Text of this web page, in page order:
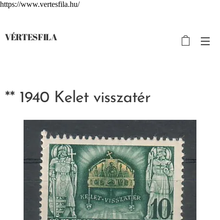
https://www.vertesfila.hu/
VÉRTESFILA
** 1940 Kelet visszatér